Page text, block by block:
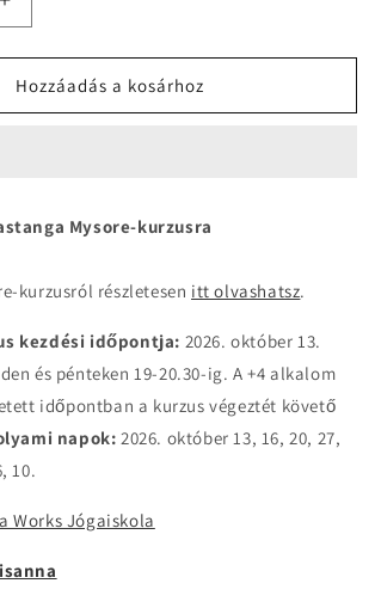
Astanga
Mysore-
kurzus
OKTÓBER
mennyiségének
Hozzáadás a kosárhoz
Mysore-kurzusra
kurzusról részletesen itt olvashatsz.
kezdési időpontja: 2026. október 13.
és pénteken 19-20.30-ig. A +4 alkalom
időpontban a kurzus végeztét követő
napok: 2026. október 13, 16, 20, 27,
10.
Works Jógaiskola